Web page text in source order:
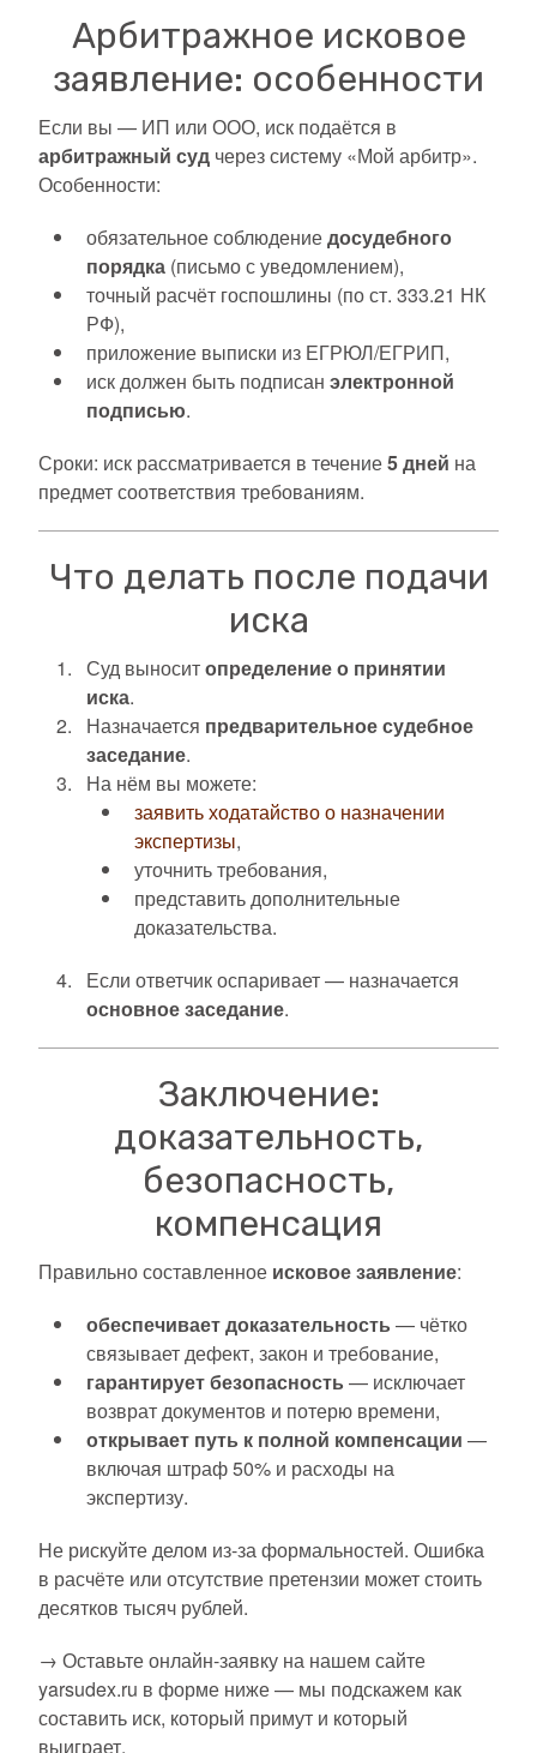
Арбитражное исковое
заявление: особенности
Если вы — ИП или ООО, иск подаётся в
арбитражный суд через систему «Мой арбитр».
Особенности:
обязательное соблюдениедосудебного
порядка (письмо с уведомлением),
точный расчёт госпошлины (по ст. 333.21 НК
РФ),
приложение выписки из ЕГРЮЛ/ЕГРИП,
иск должен быть подписан электронной
подписью.
Сроки: иск рассматривается в течение5 дней на
предмет соответствия требованиям.
Что делать после подачи
иска
Суд выноситопределение о принятии
иска.
Назначается предварительное судебное
заседание.
На нём вы можете:
заявить ходатайство о назначении
экспертизы,
уточнить требования,
представить дополнительные
доказательства.
Если ответчик оспаривает — назначается
основное заседание.
Заключение:
доказательность,
безопасность,
компенсация
Правильно составленное исковое заявление:
обеспечивает доказательность — чётко
связывает дефект, закон и требование,
гарантирует безопасность — исключает
возврат документов и потерю времени,
открывает путь к полной компенсации —
включая штраф 50% и расходы на
экспертизу.
Не рискуйте делом из-за формальностей. Ошибка
в расчёте или отсутствие претензии может стоить
десятков тысяч рублей.
→ Оставьте онлайн-заявку на нашем сайте
yarsudex.ru в форме ниже — мы подскажем как
составить иск, который примут и который
выиграет.